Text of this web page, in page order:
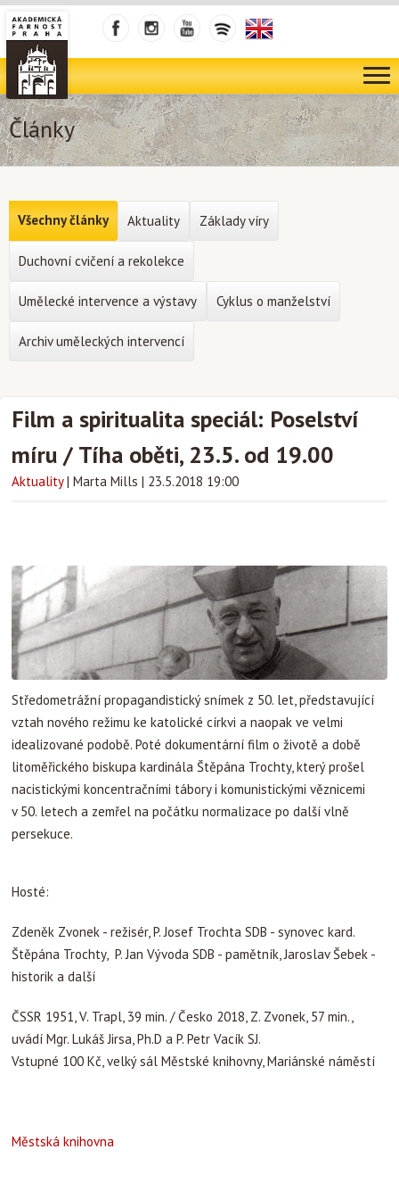
Články
Film a spiritualita speciál: Poselství
míru / Tíha oběti, 23.5. od 19.00
Aktuality | Marta Mills | 23.5.2018 19:00
Středometrážní propagandistický snímek z 50. let, představující
vztah nového režimu ke katolické církvi a naopak ve velmi
idealizované podobě. Poté dokumentární film o životě a době
litoměřického biskupa kardinála Štěpána Trochty, který prošel
nacistickými koncentračními tábory i komunistickými věznicemi
v 50. letech a zemřel na počátku normalizace po další vlně
persekuce.
Hosté:
Zdeněk Zvonek - režisér, P. Josef Trochta SDB - synovec kard.
Štěpána Trochty, P. Jan Vývoda SDB - pamětník, Jaroslav Šebek -
historik a další
ČSSR 1951, V. Trapl, 39 min. / Česko 2018, Z. Zvonek, 57 min.,
uvádí Mgr. Lukáš Jirsa, Ph.D a P. Petr Vacík SJ.
Vstupné 100 Kč, velký sál Městské knihovny, Mariánské náměstí
Městská knihovna
Všechny články Aktuality Základy víry
Duchovní cvičení a rekolekce
Umělecké intervence a výstavy Cyklus o manželství
Archiv uměleckých intervencí